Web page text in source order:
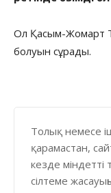
Ол Қасым-Жомарт
болуын сұрады.
Толық немесе
қарамастан,
кезде
сілтеме